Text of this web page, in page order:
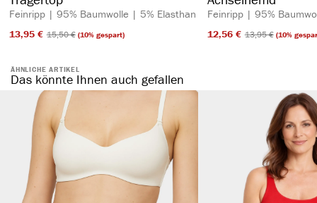
Feinripp | 95% Baumwolle | 5% Elasthan
13,95 €​ 15,50 €​(10% gespart)
Feinripp | 95%
12,56 €​ 13,95 €​(10%
ÄHNLICHE ARTIKEL
Das könnte Ihnen auch gefallen